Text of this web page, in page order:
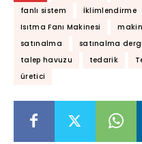
fanlı sistem
İklimlendirme
Isıtma Fanı Makinesi
satınalma
satınalma
talep havuzu
tedarik
üretici